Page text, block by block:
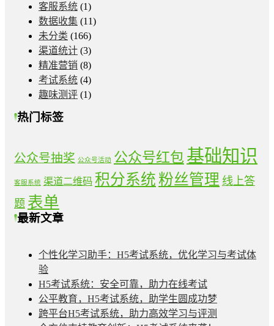
客服系统 (1)
数据收集 (11)
未分类 (166)
渠道统计 (3)
精准营销 (8)
考试系统 (4)
趣味测评 (1)
热门标签
公众号抽奖 公众号活动 公众号红包 基础知识
客服系统 渠道二维码 积分系统 粉丝管理 线上答
题 表单
最新文章
个性化学习助手：H5考试系统，优化学习与考试体
验
H5考试系统：安全可靠，助力在线考试
公平教育，H5考试系统，助学生圆成功梦
跨平台H5考试系统，助力高效学习与评测